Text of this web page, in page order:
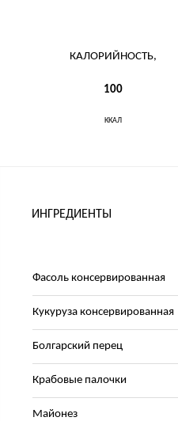
КАЛОРИЙНОСТЬ,
100
ККАЛ
ИНГРЕДИЕНТЫ
Фасоль консервированная
Кукуруза консервированная
Болгарский перец
Крабовые палочки
Майонез